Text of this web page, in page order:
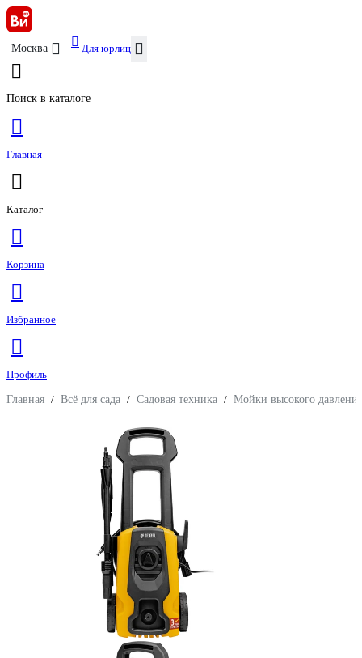
Москва Для юрлиц
Поиск в каталоге
Главная
Каталог
Корзина
Избранное
Профиль
Главная / Всё для сада / Садовая техника / Мойки высокого давления